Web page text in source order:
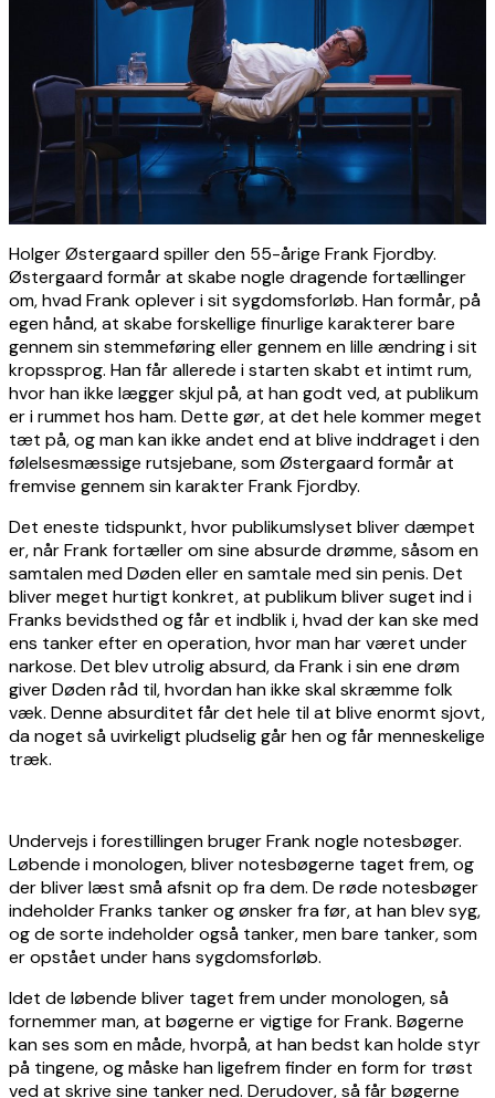
Holger Østergaard spiller den 55-årige Frank Fjordby.
Østergaard formår at skabe nogle dragende fortællinger
om, hvad Frank oplever i sit sygdomsforløb. Han formår, på
egen hånd, at skabe forskellige finurlige karakterer bare
gennem sin stemmeføring eller gennem en lille ændring i sit
kropssprog. Han får allerede i starten skabt et intimt rum,
hvor han ikke lægger skjul på, at han godt ved, at publikum
er i rummet hos ham. Dette gør, at det hele kommer meget
tæt på, og man kan ikke andet end at blive inddraget i den
følelsesmæssige rutsjebane, som Østergaard formår at
fremvise gennem sin karakter Frank Fjordby.
Det eneste tidspunkt, hvor publikumslyset bliver dæmpet
er, når Frank fortæller om sine absurde drømme, såsom en
samtalen med Døden eller en samtale med sin penis. Det
bliver meget hurtigt konkret, at publikum bliver suget ind i
Franks bevidsthed og får et indblik i, hvad der kan ske med
ens tanker efter en operation, hvor man har været under
narkose. Det blev utrolig absurd, da Frank i sin ene drøm
giver Døden råd til, hvordan han ikke skal skræmme folk
væk. Denne absurditet får det hele til at blive enormt sjovt,
da noget så uvirkeligt pludselig går hen og får menneskelige
træk.
Undervejs i forestillingen bruger Frank nogle notesbøger.
Løbende i monologen, bliver notesbøgerne taget frem, og
der bliver læst små afsnit op fra dem. De røde notesbøger
indeholder Franks tanker og ønsker fra før, at han blev syg,
og de sorte indeholder også tanker, men bare tanker, som
er opstået under hans sygdomsforløb.
Idet de løbende bliver taget frem under monologen, så
fornemmer man, at bøgerne er vigtige for Frank. Bøgerne
kan ses som en måde, hvorpå, at han bedst kan holde styr
på tingene, og måske han ligefrem finder en form for trøst
ved at skrive sine tanker ned. Derudover, så får bøgerne